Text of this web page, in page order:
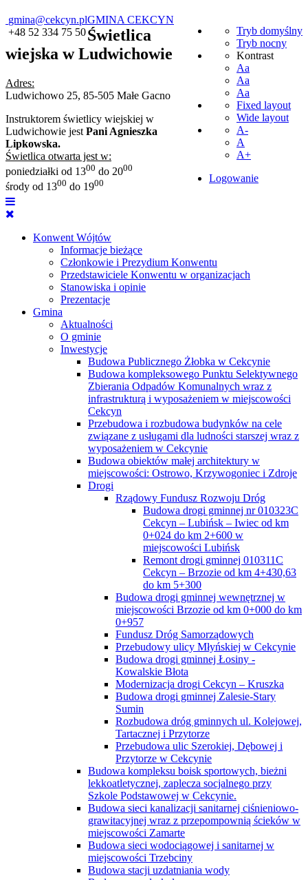
gmina@cekcyn.pl
+48 52 334 75 50
Tryb domyślny
Tryb nocny
Kontrast
Aa
Aa
Aa
Fixed layout
Wide layout
A-
A
A+
Logowanie
GMINA CEKCYN
Konwent Wójtów
Informacje bieżące
Członkowie i Prezydium Konwentu
Przedstawiciele Konwentu w organizacjach
Stanowiska i opinie
Prezentacje
Gmina
Aktualności
O gminie
Inwestycje
Budowa Publicznego Żłobka w Cekcynie
Budowa kompleksowego Punktu Selektywnego
Zbierania Odpadów Komunalnych wraz z
infrastrukturą i wyposażeniem w miejscowości
Cekcyn
Przebudowa i rozbudowa budynków na cele
związane z usługami dla ludności starszej wraz z
wyposażeniem w Cekcynie
Budowa obiektów małej architektury w
miejscowości: Ostrowo, Krzywogoniec i Zdroje
Drogi
Rządowy Fundusz Rozwoju Dróg
Budowa drogi gminnej nr 010323C
Cekcyn – Lubińsk – Iwiec od km
0+024 do km 2+600 w
miejscowości Lubińsk
Remont drogi gminnej 010311C
Cekcyn – Brzozie od km 4+430,63
do km 5+300
Budowa drogi gminnej wewnętrznej w
miejscowości Brzozie od km 0+000 do km
0+957
Fundusz Dróg Samorządowych
Przebudowy ulicy Młyńskiej w Cekcynie
Budowa drogi gminnej Łosiny -
Kowalskie Błota
Modernizacja drogi Cekcyn – Kruszka
Budowa drogi gminnej Zalesie-Stary
Sumin
Rozbudowa dróg gminnych ul. Kolejowej,
Tartacznej i Przytorze
Przebudowa ulic Szerokiej, Dębowej i
Przytorze w Cekcynie
Budowa kompleksu boisk sportowych, bieżni
lekkoatletycznej, zaplecza socjalnego przy
Szkole Podstawowej w Cekcynie.
Budowa sieci kanalizacji sanitarnej ciśnieniowo-
grawitacyjnej wraz z przepompownią ścieków w
miejscowości Zamarte
Budowa sieci wodociągowej i sanitarnej w
miejscowości Trzebciny
Budowa stacji uzdatniania wody
Świetlica
wiejska w Ludwichowie
Adres:
Ludwichowo 25, 85-505 Małe Gacno
Instruktorem świetlicy wiejskiej w
Ludwichowie jest Pani Agnieszka
Lipkowska.
Świetlica otwarta jest w:
poniedziałki od 1300 do 2000
środy od 1300 do 1900